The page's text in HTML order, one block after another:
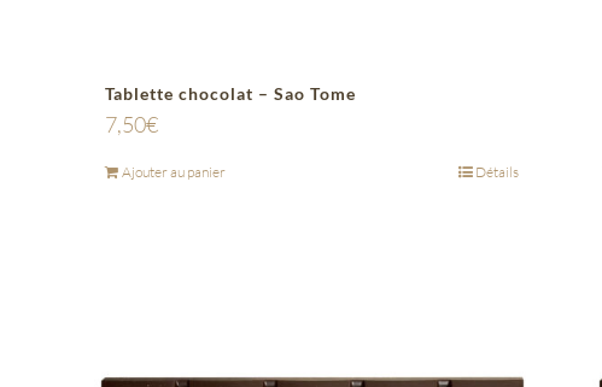
Tablette chocolat – Sao Tome
7,50€
Ajouter au panier Détails